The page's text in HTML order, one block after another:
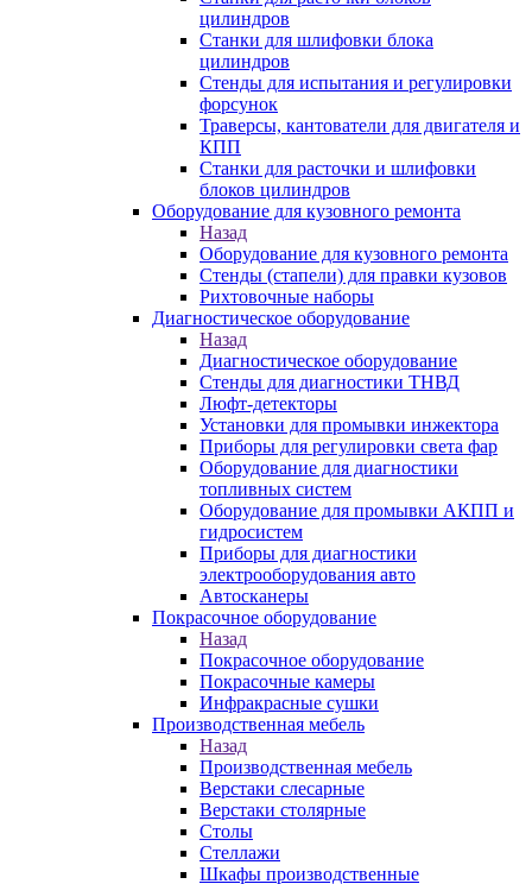
цилиндров
Станки для шлифовки блока
цилиндров
Стенды для испытания и регулировки
форсунок
Траверсы, кантователи для двигателя и
КПП
Станки для расточки и шлифовки
блоков цилиндров
Оборудование для кузовного ремонта
Назад
Оборудование для кузовного ремонта
Стенды (стапели) для правки кузовов
Рихтовочные наборы
Диагностическое оборудование
Назад
Диагностическое оборудование
Стенды для диагностики ТНВД
Люфт-детекторы
Установки для промывки инжектора
Приборы для регулировки света фар
Оборудование для диагностики
топливных систем
Оборудование для промывки АКПП и
гидросистем
Приборы для диагностики
электрооборудования авто
Автосканеры
Покрасочное оборудование
Назад
Покрасочное оборудование
Покрасочные камеры
Инфракрасные сушки
Производственная мебель
Назад
Производственная мебель
Верстаки слесарные
Верстаки столярные
Столы
Стеллажи
Шкафы производственные